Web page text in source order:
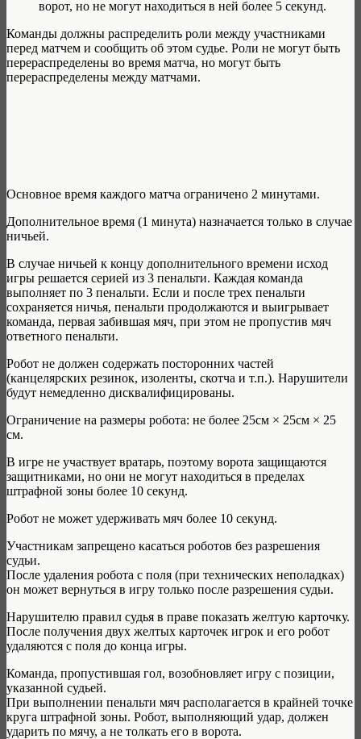
ворот, но не могут находиться в ней более 5 секунд.
Команды должны распределить роли между участниками
перед матчем и сообщить об этом судье. Роли не могут быть
перераспределены во время матча, но могут быть
перераспределены между матчами.
Основное время каждого матча ограничено 2 минутами.
Дополнительное время (1 минута) назначается только в случае
ничьей.
В случае ничьей к концу дополнительного времени исход
игры решается серией из 3 пенальти. Каждая команда
выполняет по 3 пенальти. Если и после трех пенальти
сохраняется ничья, пенальти продолжаются и выигрывает
команда, первая забившая мяч, при этом не пропустив мяч
ответного пенальти.
Робот не должен содержать посторонних частей
(канцелярских резинок, изоленты, скотча и т.п.). Нарушители
будут немедленно дисквалифицированы.
Ограничение на размеры робота: не более 25см × 25см × 25
см.
В игре не участвует вратарь, поэтому ворота защищаются
защитниками, но они не могут находиться в пределах
штрафной зоны более 10 секунд.
Робот не может удерживать мяч более 10 секунд.
Участникам запрещено касаться роботов без разрешения
судьи.
После удаления робота с поля (при технических неполадках)
он может вернуться в игру только после разрешения судьи.
Нарушителю правил судья в праве показать желтую карточку.
После получения двух желтых карточек игрок и его робот
удаляются с поля до конца игры.
Команда, пропустившая гол, возобновляет игру с позиции,
указанной судьей.
При выполнении пенальти мяч располагается в крайней точке
круга штрафной зоны. Робот, выполняющий удар, должен
ударить по мячу, а не толкать его в ворота.